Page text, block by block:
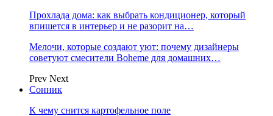
Прохлада дома: как выбрать кондиционер, который
впишется в интерьер и не разорит на…
Мелочи, которые создают уют: почему дизайнеры
советуют смесители Boheme для домашних…
Prev Next
Сонник
К чему снится картофельное поле